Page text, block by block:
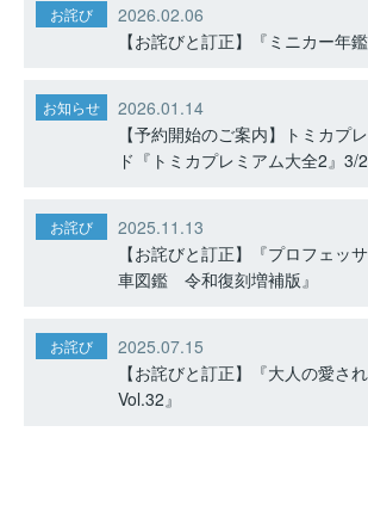
お詫び
2026.02.06
【お詫びと訂正】『ミニカー年鑑
お知らせ
2026.01.14
【予約開始のご案内】トミカプ
ド『トミカプレミアム大全2』3/
お詫び
2025.11.13
【お詫びと訂正】『プロフェッ
車図鑑 令和復刻増補版』
お詫び
2025.07.15
【お詫びと訂正】『大人の愛さ
Vol.32』